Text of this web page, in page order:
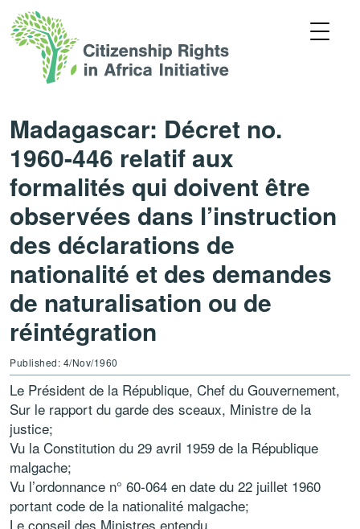
Madagascar: Décret no.
1960-446 relatif aux
formalités qui doivent être
observées dans l’instruction
des déclarations de
nationalité et des demandes
de naturalisation ou de
réintégration
Published: 4/Nov/1960
Le Président de la République, Chef du Gouvernement,
Sur le rapport du garde des sceaux, Ministre de la
justice;
Vu la Constitution du 29 avril 1959 de la République
malgache;
Vu l’ordonnance n° 60-064 en date du 22 juillet 1960
portant code de la nationalité malgache;
Le conseil des Ministres entendu.